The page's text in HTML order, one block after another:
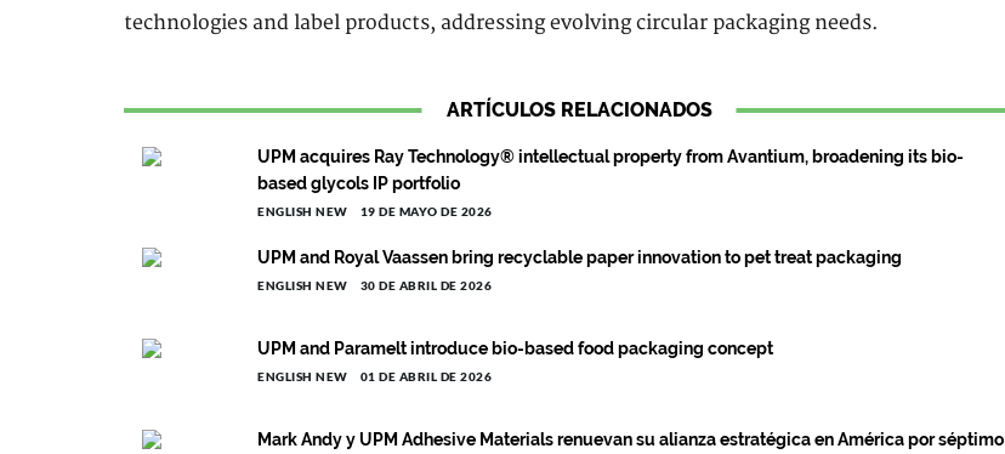
technologies and label products, addressing evolving circular packaging needs.
ARTÍCULOS RELACIONADOS
UPM acquires Ray Technology® intellectual property from Avantium, broadening its bio-
based glycols IP portfolio
ENGLISH NEW 19 DE MAYO DE 2026
UPM and Royal Vaassen bring recyclable paper innovation to pet treat packaging
ENGLISH NEW 30 DE ABRIL DE 2026
UPM and Paramelt introduce bio-based food packaging concept
ENGLISH NEW 01 DE ABRIL DE 2026
Mark Andy y UPM Adhesive Materials renuevan su alianza estratégica en América por séptimo